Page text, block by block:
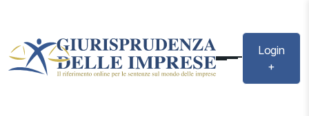
Login
+